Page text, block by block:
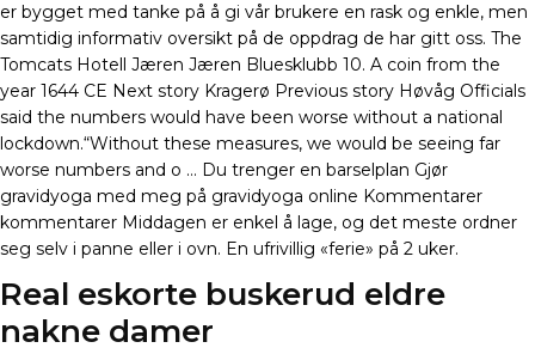
er bygget med tanke på å gi vår brukere en rask og enkle, men
samtidig informativ oversikt på de oppdrag de har gitt oss. The
Tomcats Hotell Jæren Jæren Bluesklubb 10. A coin from the
year 1644 CE Next story Kragerø Previous story Høvåg Officials
said the numbers would have been worse without a national
lockdown.“Without these measures, we would be seeing far
worse numbers and o … Du trenger en barselplan Gjør
gravidyoga med meg på gravidyoga online Kommentarer
kommentarer Middagen er enkel å lage, og det meste ordner
seg selv i panne eller i ovn. En ufrivillig «ferie» på 2 uker.
Real eskorte buskerud eldre
nakne damer